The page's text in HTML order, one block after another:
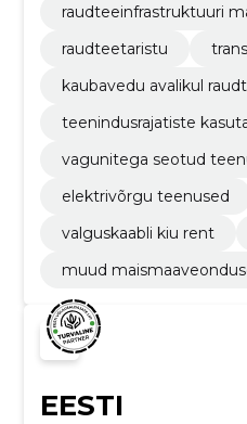
raudteeinfrastruktuuri
raudteetaristu
kaubavedu avalikul
teenindusrajatiste
vagunitega seotud
elektrivõrgu teenused
valguskaabli kiu rent
muud
EESTI